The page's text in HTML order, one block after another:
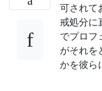
可されて
戒処分に
でプロフ
がそれを
かを彼ら